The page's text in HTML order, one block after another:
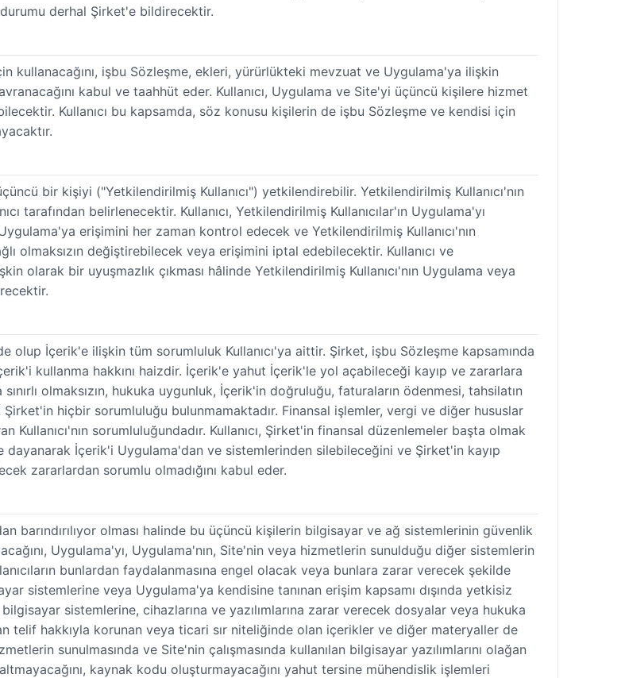
derhal Şirket'e bildirecektir.
kullanacağını, işbu Sözleşme, ekleri, yürürlükteki mevzuat ve Uygulama'ya ilişkin
kabul ve taahhüt eder. Kullanıcı, Uygulama ve Site'yi üçüncü kişilere hizmet
Kullanıcı bu kapsamda, söz konusu kişilerin de işbu Sözleşme ve kendisi için
bir kişiyi ("Yetkilendirilmiş Kullanıcı") yetkilendirebilir. Yetkilendirilmiş Kullanıcı'nın
tarafından belirlenecektir. Kullanıcı, Yetkilendirilmiş Kullanıcılar'ın Uygulama'yı
erişimini her zaman kontrol edecek ve Yetkilendirilmiş Kullanıcı'nın
olmaksızın değiştirebilecek veya erişimini iptal edebilecektir. Kullanıcı ve
olarak bir uyuşmazlık çıkması hâlinde Yetkilendirilmiş Kullanıcı'nın Uygulama veya
olup İçerik'e ilişkin tüm sorumluluk Kullanıcı'ya aittir. Şirket, işbu Sözleşme kapsamında
kullanma hakkını haizdir. İçerik'e yahut İçerik'le yol açabileceği kayıp ve zararlara
olmaksızın, hukuka uygunluk, İçerik'in doğruluğu, faturaların ödenmesi, tahsilatın
hiçbir sorumluluğu bulunmamaktadır. Finansal işlemler, vergi ve diğer hususlar
Kullanıcı'nın sorumluluğundadır. Kullanıcı, Şirket'in finansal düzenlemeler başta olmak
İçerik'i Uygulama'dan ve sistemlerinden silebileceğini ve Şirket'in kayıp
zararlardan sorumlu olmadığını kabul eder.
barındırılıyor olması halinde bu üçüncü kişilerin bilgisayar ve ağ sistemlerinin güvenlik
Uygulama'yı, Uygulama'nın, Site'nin veya hizmetlerin sunulduğu diğer sistemlerin
bunlardan faydalanmasına engel olacak veya bunlara zarar verecek şekilde
sistemlerine veya Uygulama'ya kendisine tanınan erişim kapsamı dışında yetkisiz
sistemlerine, cihazlarına ve yazılımlarına zarar verecek dosyalar veya hukuka
telif hakkıyla korunan veya ticari sır niteliğinde olan içerikler ve diğer materyaller de
sunulmasında ve Site'nin çalışmasında kullanılan bilgisayar yazılımlarını olağan
kaynak kodu oluşturmayacağını yahut tersine mühendislik işlemleri